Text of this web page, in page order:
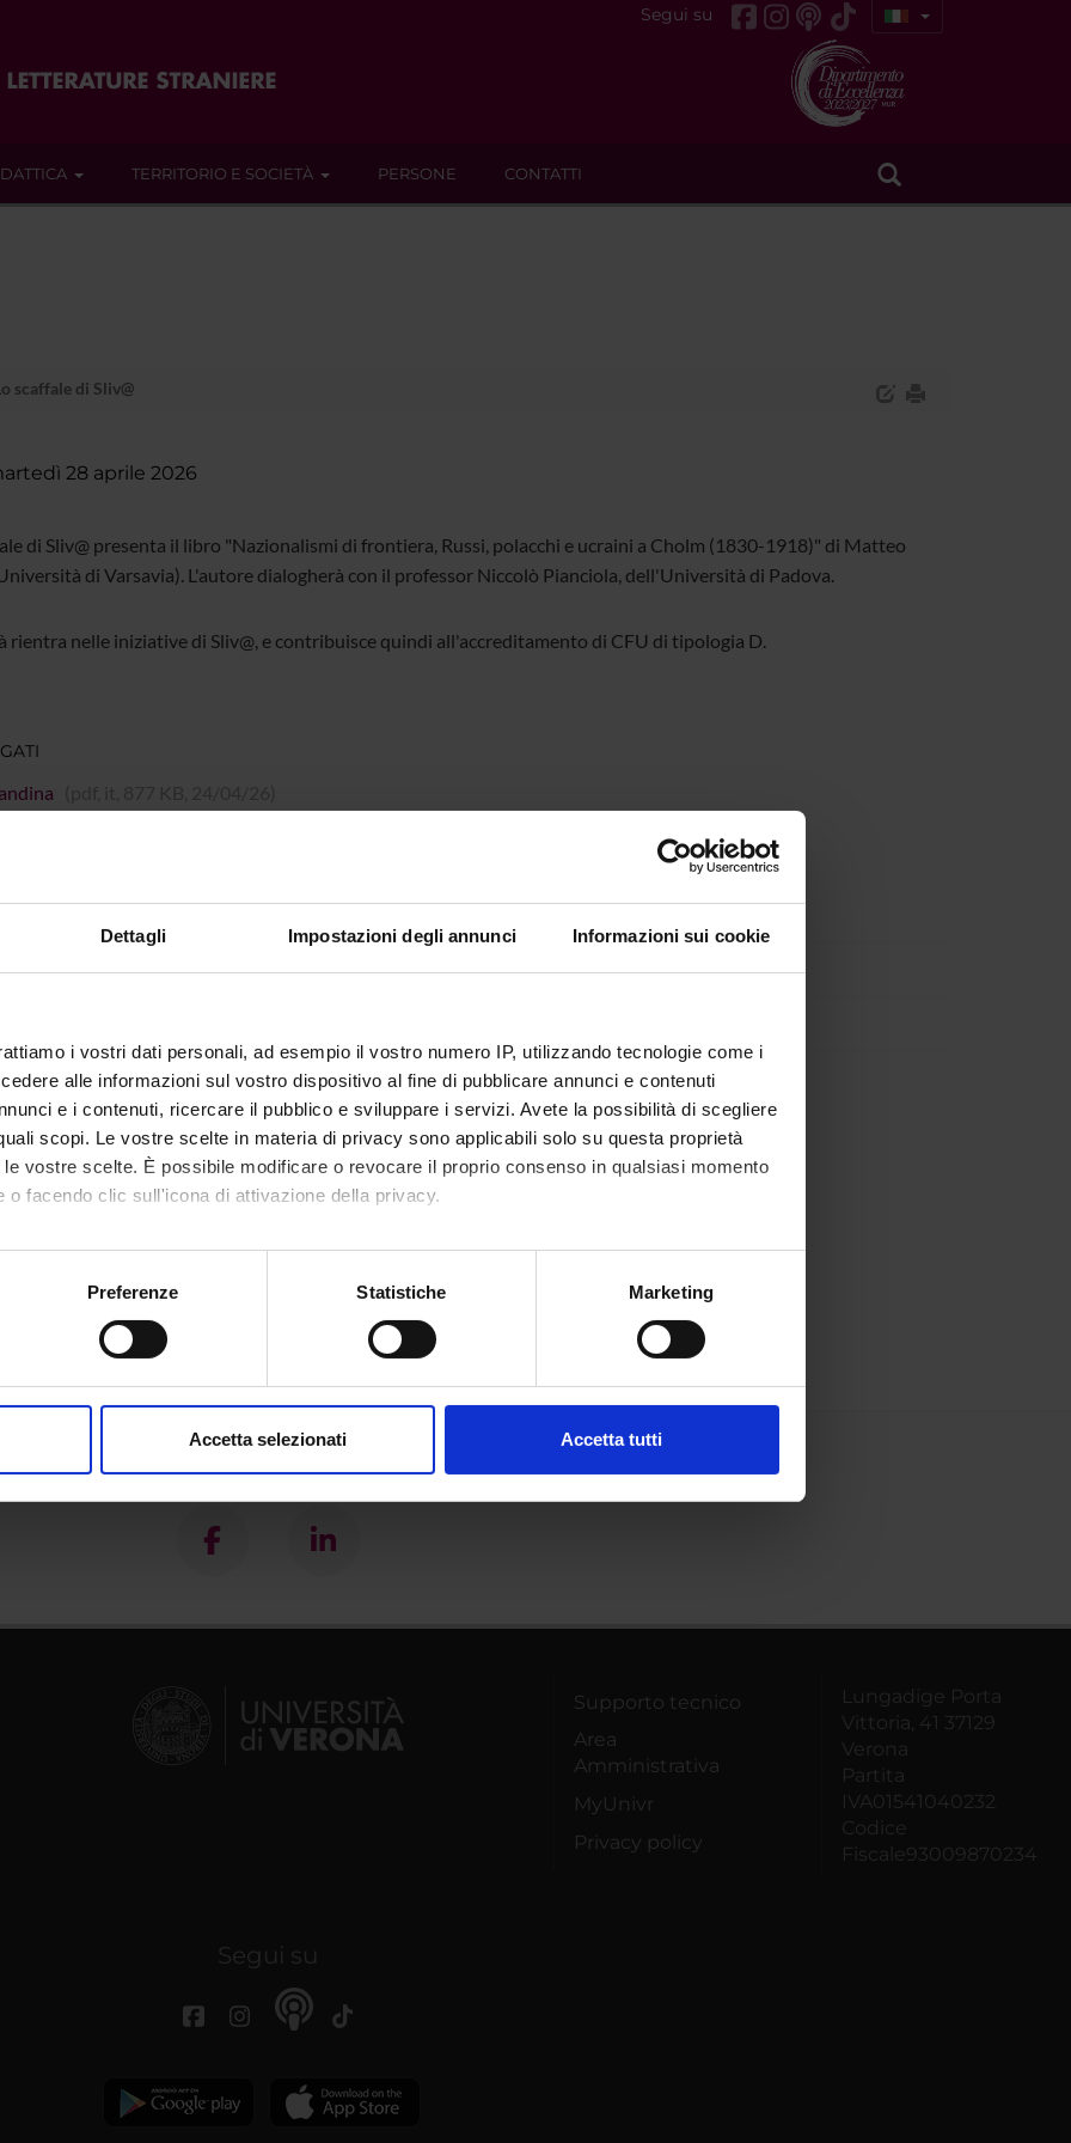
Dettagli Impostazioni degli annunci Informazioni sui cookie
i vostri dati personali, ad esempio il vostro numero IP, utilizzando tecnologie come i
alle informazioni sul vostro dispositivo al fine di pubblicare annunci e contenuti
e i contenuti, ricercare il pubblico e sviluppare i servizi. Avete la possibilità di scegliere
scopi. Le vostre scelte in materia di privacy sono applicabili solo su questa proprietà
vostre scelte. È possibile modificare o revocare il proprio consenso in qualsiasi momento
o facendo clic sull'icona di attivazione della privacy.
anche:
sulla tua posizione geografica, con un'approssimazione di qualche metro,
in qualsiasi momento dalla Dichiarazione sui cookie.
Preferenze Statistiche Marketing
Accetta selezionati Accetta tutti
Segui su
TERRITORIO E SOCIETÀ PERSONE CONTATTI
scaffale di Sliv@
28 aprile 2026
di Sliv@ presenta il libro "Nazionalismi di frontiera, Russi, polacchi e ucraini a Cholm (1830-1918)" di Matteo
di Varsavia). L'autore dialogherà con il professor Niccolò Pianciola, dell'Università di Padova.
rientra nelle iniziative di Sliv@, e contribuisce quindi all'accreditamento di CFU di tipologia D.
Anna Giust
Condividi
Supporto tecnico
Area
Amministrativa
MyUnivr
Privacy policy
Lungadige Porta
Vittoria, 41 37129
Verona
Partita
IVA01541040232
Codice
Fiscale93009870234
Segui su